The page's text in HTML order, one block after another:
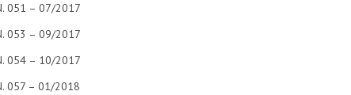
051 – 07/2017
053 – 09/2017
054 – 10/2017
057 – 01/2018